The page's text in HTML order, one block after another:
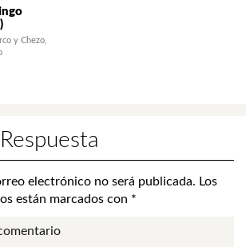
y Chezo
electrónico no será publicada. Los
están marcados con *